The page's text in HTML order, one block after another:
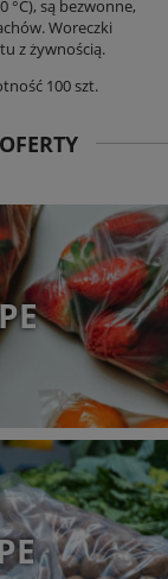
są bezwonne,
Woreczki
z żywnością.
100 szt.